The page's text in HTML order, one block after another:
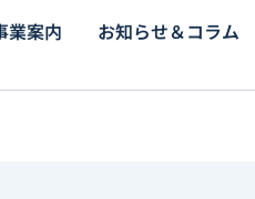
業案内 お知らせ＆コラム